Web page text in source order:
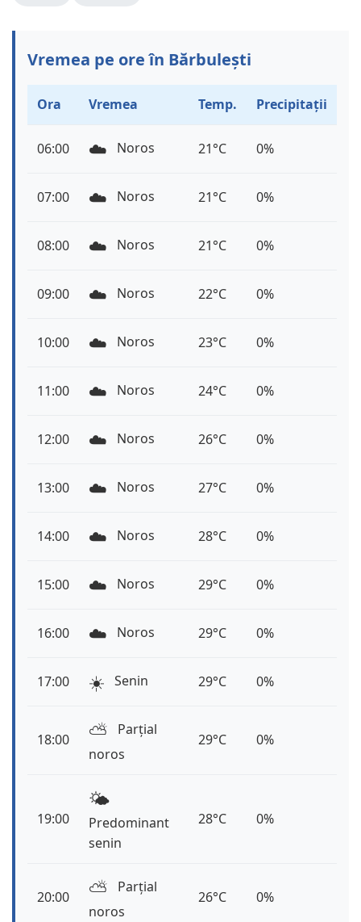
Vremea pe ore în Bărbulești
Ora Vremea Temp. Precipitații
06:00 ☁️ Noros 21°C 0%
07:00 ☁️ Noros 21°C 0%
08:00 ☁️ Noros 21°C 0%
09:00 ☁️ Noros 22°C 0%
10:00 ☁️ Noros 23°C 0%
11:00 ☁️ Noros 24°C 0%
12:00 ☁️ Noros 26°C 0%
13:00 ☁️ Noros 27°C 0%
14:00 ☁️ Noros 28°C 0%
15:00 ☁️ Noros 29°C 0%
16:00 ☁️ Noros 29°C 0%
17:00 ☀️ Senin 29°C 0%
18:00 ⛅️
Parțial
noros
29°C 0%
19:00
🌤️
Predominant
senin
28°C 0%
20:00 ⛅️
Parțial
noros
26°C 0%